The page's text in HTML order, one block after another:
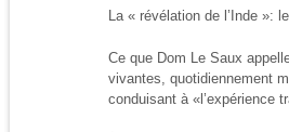
La « révélation de l’Inde »:
Ce que Dom Le Saux
vivantes, quotidiennement
conduisant à «l’expérience